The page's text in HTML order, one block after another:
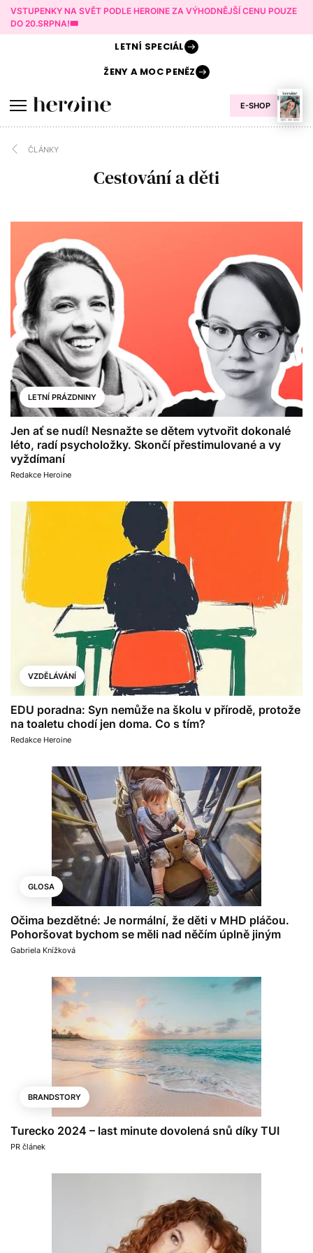
VSTUPENKY NA SVĚT PODLE HEROINE ZA VÝHODNĚJŠÍ CENU POUZE
DO 20.SRPNA!🎟️
E-SHOP
LETNÍ SPECIÁL
ŽENY AMOC PENĚZ
ČLÁNKY
Cestování a děti
LETNÍ PRÁZDNINY
Jen ať se nudí! Nesnažte se dětem vytvořit dokonalé
léto, radí psycholožky. Skončí přestimulované a vy
vyždímaní
Redakce Heroine
VZDĚLÁVÁNÍ
EDU poradna: Syn nemůže na školu v přírodě, protože
na toaletu chodí jen doma. Co s tím?
Redakce Heroine
GLOSA
Očima bezdětné: Je normální, že děti v MHD pláčou.
Pohoršovat bychom se měli nad něčím úplně jiným
Gabriela Knížková
BRANDSTORY
Turecko 2024 – last minute dovolená snů díky TUI
PR článek